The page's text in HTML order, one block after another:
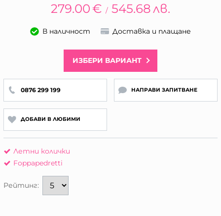
279.00€ / 545.68 лв.
В наличност Доставка и плащане
ИЗБЕРИ ВАРИАНТ
0876 299 199 НАПРАВИ ЗАПИТВАНЕ
ДОБАВИ В ЛЮБИМИ
Летни колички
Foppapedretti
Рейтинг: